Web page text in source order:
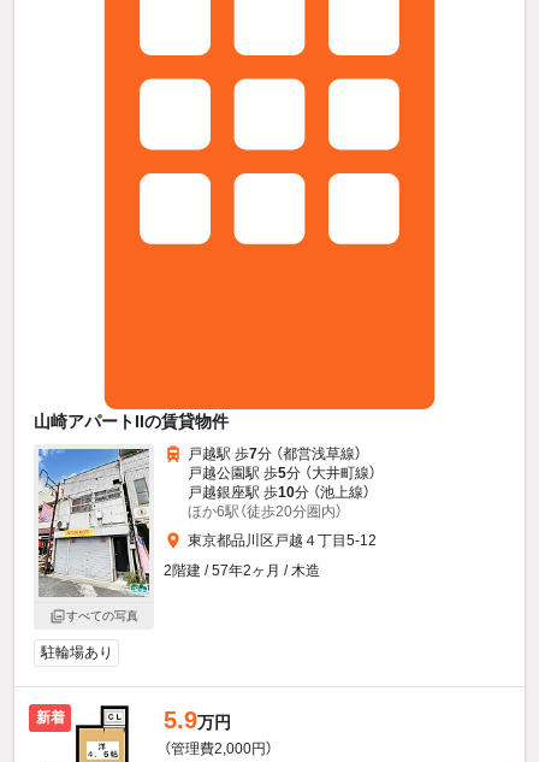
山崎アパートIIの賃貸物件
すべての写真
戸越駅 歩7分 （都営浅草線）
戸越公園駅 歩5分 （大井町線）
戸越銀座駅 歩10分 （池上線）
ほか6駅（徒歩20分圏内）
東京都品川区戸越４丁目5-12
2階建 / 57年2ヶ月 / 木造
駐輪場あり
新着 5.9万円
（管理費2,000円）